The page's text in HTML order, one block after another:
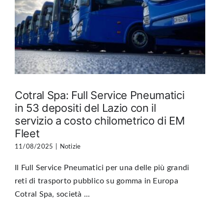
Cotral Spa: Full Service Pneumatici
in 53 depositi del Lazio con il
servizio a costo chilometrico di EM
Fleet
11/08/2025 Notizie
Il Full Service Pneumatici per una delle più grandi
reti di trasporto pubblico su gomma in Europa
Cotral Spa, società ...